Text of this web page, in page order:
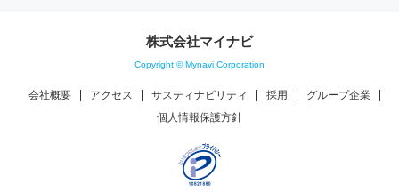
株式会社マイナビ
Copyright © Mynavi Corporation
会社概要 アクセス サスティナビリティ 採用
グループ企業
個人情報保護方針